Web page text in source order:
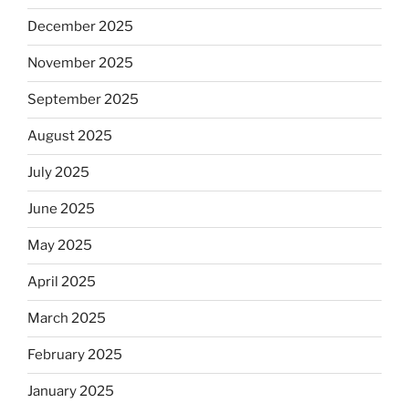
December 2025
November 2025
September 2025
August 2025
July 2025
June 2025
May 2025
April 2025
March 2025
February 2025
January 2025